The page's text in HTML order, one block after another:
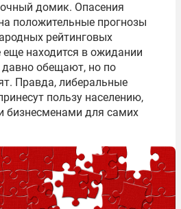
домик. Опасения
положительные прогнозы
рейтинговых
еще находится в ожидании
обещают, но по
Правда, либеральные
пользу населению,
бизнесменами для самих